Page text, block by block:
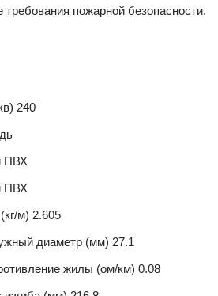
пожарной безопасности.
240
ПВХ
ПВХ
м) 2.605
диаметр (мм) 27.1
жилы (ом/км) 0.08